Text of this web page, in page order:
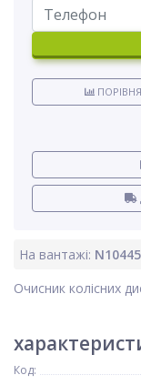
На вантажі:
Очисник колісних
Код: